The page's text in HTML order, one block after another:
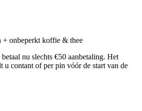
+ onbeperkt koffie & thee
betaal nu slechts €50 aanbetaling. Het
u contant of per pin vóór de start van de